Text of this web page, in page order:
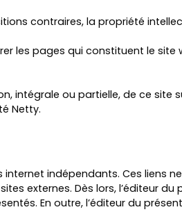
contraires, la propriété
les pages qui constituent le site
intégrale ou partielle, de ce
Netty.
indépendants. Ces liens
externes. Dès lors, l’éditeur
En outre, l’éditeur du